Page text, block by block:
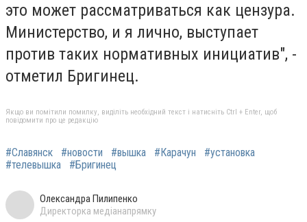
это может рассматриваться как цензура.
Министерство, и я лично, выступает
против таких нормативных инициатив", -
отметил Бригинец.
Якщо ви помітили помилку, виділіть необхідний текст і натисніть Ctrl + Enter, щоб
повідомити про це редакцію
#Славянск #новости #вышка #Карачун
#установка
#телевышка
#Бригинец
Олександра Пилипенко
Директорка медіанапрямку